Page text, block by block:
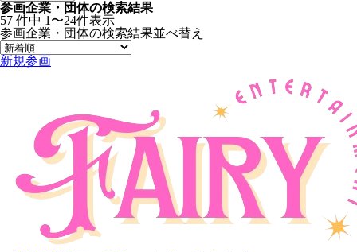
参画企業・団体の検索結果
57 件中 1〜24件表示
参画企業・団体の検索結果並べ替え
新規参画